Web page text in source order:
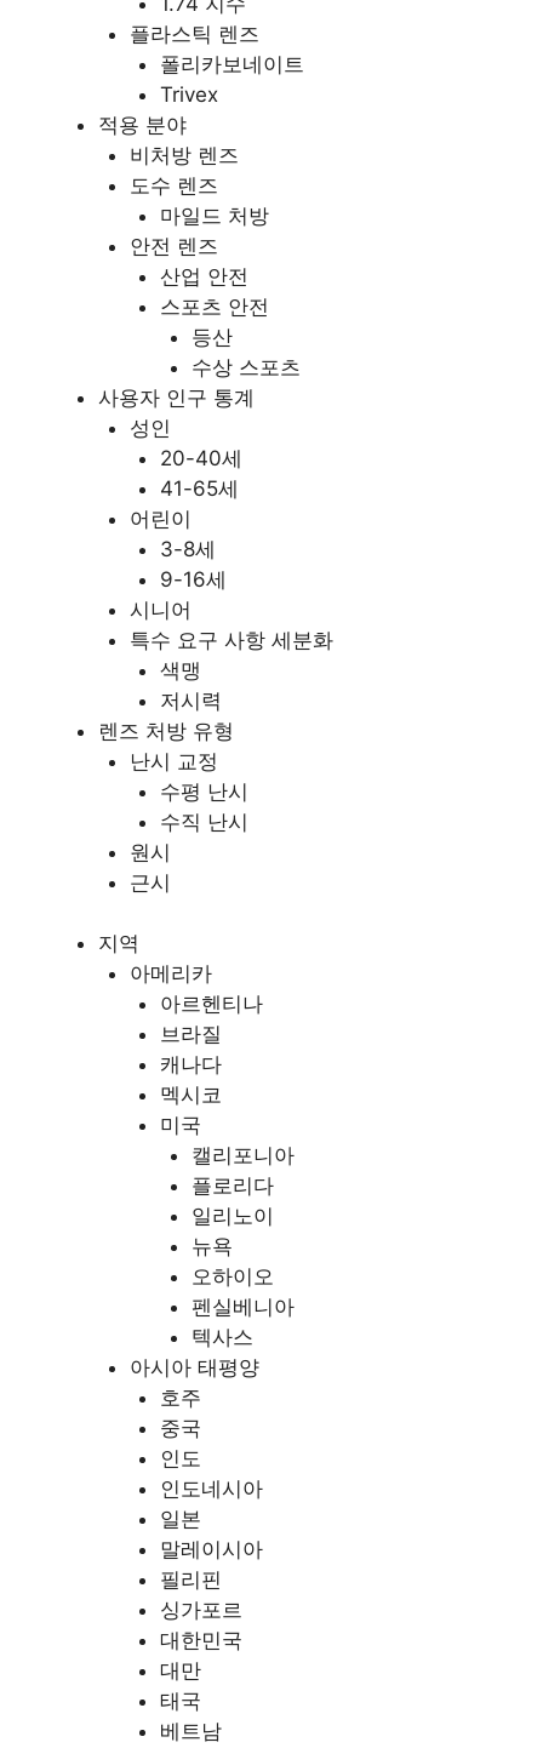
플라스틱 렌즈
폴리카보네이트
Trivex
적용 분야
비처방 렌즈
도수 렌즈
마일드 처방
안전 렌즈
산업 안전
스포츠 안전
등산
수상 스포츠
사용자 인구 통계
성인
20-40세
41-65세
어린이
3-8세
9-16세
시니어
특수 요구 사항 세분화
색맹
저시력
렌즈 처방 유형
난시 교정
수평 난시
수직 난시
원시
근시
지역
아메리카
아르헨티나
브라질
캐나다
멕시코
미국
캘리포니아
플로리다
일리노이
뉴욕
오하이오
펜실베니아
텍사스
아시아 태평양
호주
중국
인도
인도네시아
일본
말레이시아
필리핀
싱가포르
대한민국
대만
태국
베트남